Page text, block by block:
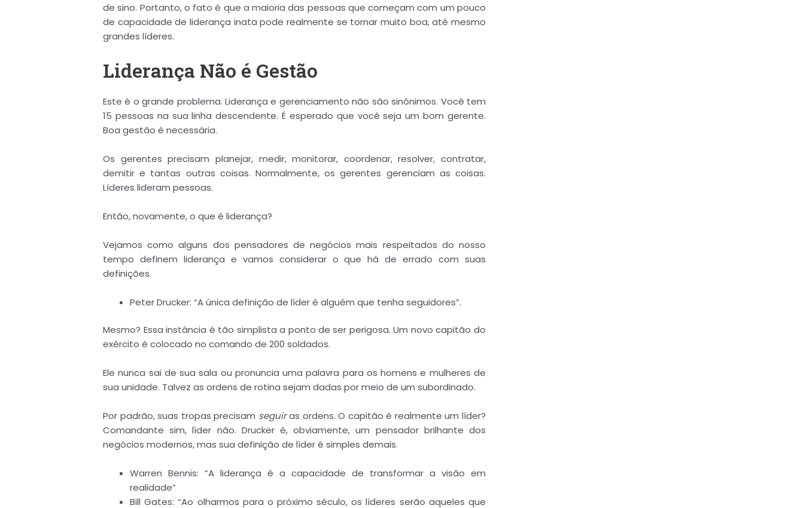
de sino. Portanto, o fato é que a maioria das pessoas que começam com um pouco
de capacidade de liderança inata pode realmente se tornar muito boa, até mesmo
grandes líderes.
Liderança Não é Gestão
Este é o grande problema. Liderança e gerenciamento não são sinônimos. Você tem
15 pessoas na sua linha descendente. É esperado que você seja um bom gerente.
Boa gestão é necessária.
Os gerentes precisam planejar, medir, monitorar, coordenar, resolver, contratar,
demitir e tantas outras coisas. Normalmente, os gerentes gerenciam as coisas.
Líderes lideram pessoas.
Então, novamente, o que é liderança?
Vejamos como alguns dos pensadores de negócios mais respeitados do nosso
tempo definem liderança e vamos considerar o que há de errado com suas
definições.
Peter Drucker: “A única definição de líder é alguém que tenha seguidores”.
Mesmo? Essa instância é tão simplista a ponto de ser perigosa. Um novo capitão do
exército é colocado no comando de 200 soldados.
Ele nunca sai de sua sala ou pronuncia uma palavra para os homens e mulheres de
sua unidade. Talvez as ordens de rotina sejam dadas por meio de um subordinado.
Por padrão, suas tropas precisam seguiras ordens. O capitão é realmente um líder?
Comandante sim, líder não. Drucker é, obviamente, um pensador brilhante dos
negócios modernos, mas sua definição de líder é simples demais.
Warren Bennis: “A liderança é a capacidade de transformar a visão em
realidade”
Bill Gates: “Ao olharmos para o próximo século, os líderes serão aqueles que